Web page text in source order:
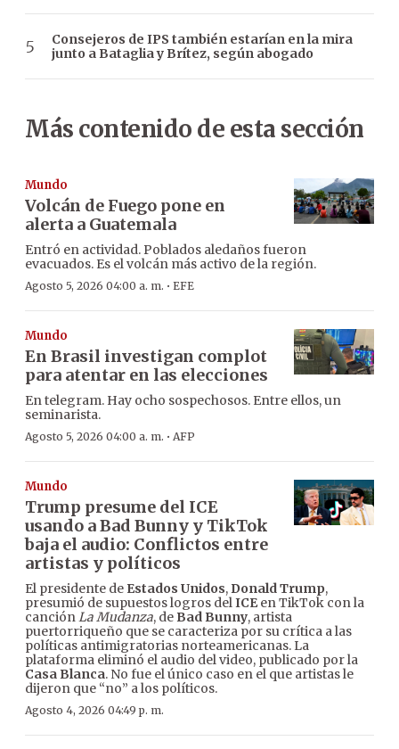
Consejeros de IPS también estarían en la mira
junto a Bataglia y Brítez, según abogado
Más contenido de esta sección
Mundo
Volcán de Fuego pone en
alerta a Guatemala
Entró en actividad. Poblados aledaños fueron
evacuados. Es el volcán más activo de la región.
Agosto 5, 2026 04:00 a. m. · EFE
Mundo
En Brasil investigan complot
para atentar en las elecciones
En telegram. Hay ocho sospechosos. Entre ellos, un
seminarista.
Agosto 5, 2026 04:00 a. m. · AFP
Mundo
Trump presume del ICE
usando a Bad Bunny y TikTok
baja el audio: Conflictos entre
artistas y políticos
El presidente de Estados Unidos, Donald Trump,
presumió de supuestos logros delICE en TikTok con la
canciónLa Mudanza, de Bad Bunny, artista
puertorriqueño que se caracteriza por su crítica a las
políticas antimigratorias norteamericanas. La
plataforma eliminó el audio del video, publicado por la
Casa Blanca. No fue el único caso en el que artistas le
dijeron que “no” a los políticos.
Agosto 4, 2026 04:49 p. m.